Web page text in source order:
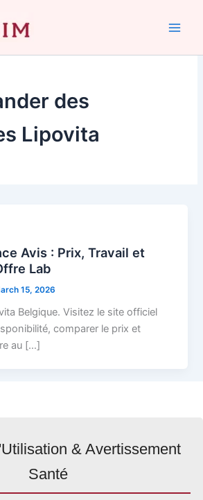
des
Lipovita
Avis : Prix, Travail et
Lab
15, 2026
Belgique. Visitez le site officiel
comparer le prix et
au […]
& Avertissement
Santé